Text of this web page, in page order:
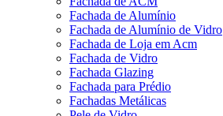
Fachada de Alumínio
Fachada de Alumínio de Vidro
Fachada de Loja em Acm
Fachada de Vidro
Fachada Glazing
Fachada para Prédio
Fachadas Metálicas